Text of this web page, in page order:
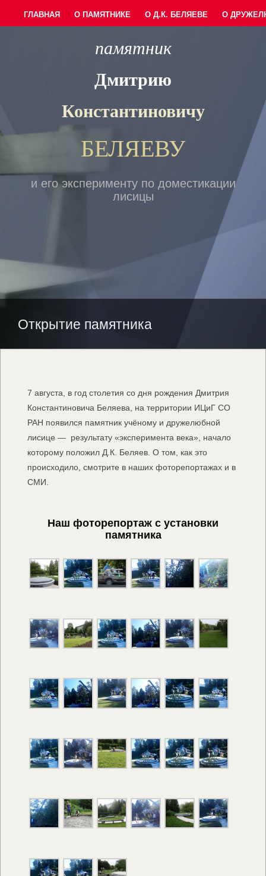
ГЛАВНАЯ О ПАМЯТНИКЕ О Д.К. БЕЛЯЕВЕ О
памятник
Дмитрию
Константиновичу
БЕЛЯЕВУ
и его эксперименту по доместикации
лисицы
НАВЕРХ
Открытие памятника
7 августа, в год столетия со дня рождения Дмитрия
Константиновича Беляева, на территории ИЦиГ СО
РАН появился памятник учёному и дружелюбной
лисице — результату «эксперимента века», начало
которому положил Д.К. Беляев. О том, как это
происходило, смотрите в наших фоторепортажах и в
СМИ.
Наш фоторепортаж с установки
памятника